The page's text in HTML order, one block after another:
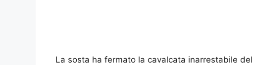
La sosta ha fermato la cavalcata inarrestabile del